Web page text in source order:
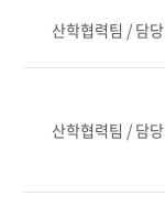
산학협력팀 / 담당
산학협력팀 / 담당